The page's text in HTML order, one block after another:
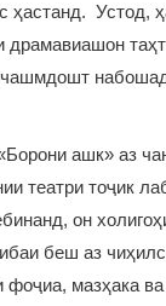
Устод,
ашк» аз
театри тоҷик
он
беш аз
фоҷиа, мазҳака